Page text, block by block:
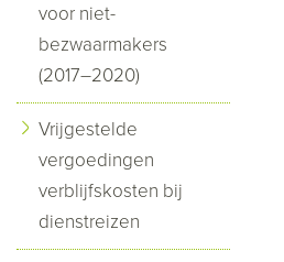
voor niet-
bezwaarmakers
(2017–2020)
Vrijgestelde
vergoedingen
verblijfskosten bij
dienstreizen